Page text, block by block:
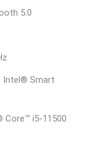
5.0
Smart
i5-11500